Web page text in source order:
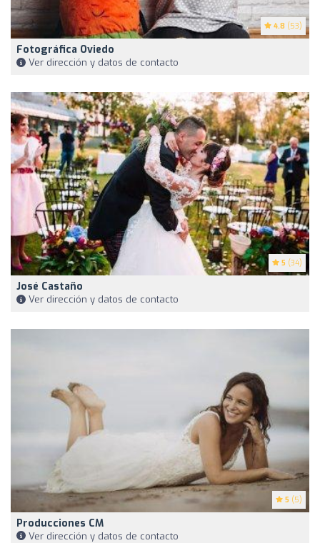
4.8 (53)
Fotográfica Oviedo
Ver dirección y datos de contacto
5 (34)
José Castaño
Ver dirección y datos de contacto
5 (5)
Producciones CM
Ver dirección y datos de contacto